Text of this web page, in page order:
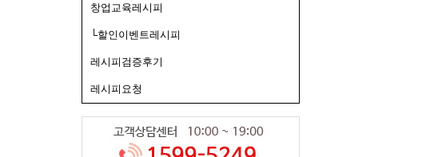
창업교육레시피
└할인이벤트레시피
레시피검증후기
레시피요청